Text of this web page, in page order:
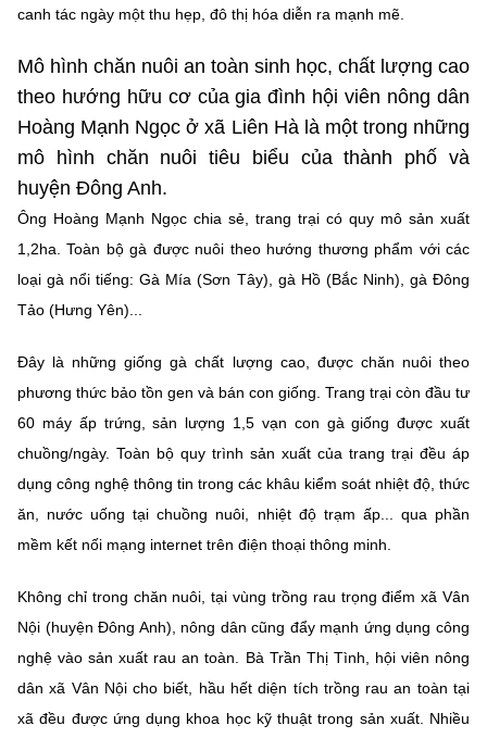
Chọn ngôn ngữ
Vietnamese English
BỘ KHOA HỌC VÀ CÔNG NGHỆ
MINISTRY OF SCIENCE AND TECHNOLOGY
Điều khoản sử dụng Theo dõi MST: Góp ý
Cơ quan chủ quản: Bộ Khoa học và Công nghệ (MST)
Chịu trách nhiệm nội dung: Nguyễn Thị Hải Hằng
Liên hệ
Địa chỉ: Ban Biên tập Cổng TTĐT - 18 Nguyễn Du, TP. Hà Nội
Điện thoại: 024 3936 9506
Email:
©2026 Bản quyền thuộc Bộ Khoa Học và Công Nghệ
(Ghi rõ nguồn "https://mst.gov.vn" khi phát hành lại thông tin từ
website này)
canh tác ngày một thu hẹp, đô thị hóa diễn ra mạnh mẽ.
Mô hình chăn nuôi an toàn sinh học, chất lượng cao
theo hướng hữu cơ của gia đình hội viên nông dân
Hoàng Mạnh Ngọc ở xã Liên Hà là một trong những
mô hình chăn nuôi tiêu biểu của thành phố và
huyện Đông Anh.
Ông Hoàng Mạnh Ngọc chia sẻ, trang trại có quy mô sản xuất
1,2ha. Toàn bộ gà được nuôi theo hướng thương phẩm với các
loại gà nổi tiếng: Gà Mía (Sơn Tây), gà Hồ (Bắc Ninh), gà Đông
Tảo (Hưng Yên)...
Đây là những giống gà chất lượng cao, được chăn nuôi theo
phương thức bảo tồn gen và bán con giống. Trang trại còn đầu tư
60 máy ấp trứng, sản lượng 1,5 vạn con gà giống được xuất
chuồng/ngày. Toàn bộ quy trình sản xuất của trang trại đều áp
dụng công nghệ thông tin trong các khâu kiểm soát nhiệt độ, thức
ăn, nước uống tại chuồng nuôi, nhiệt độ trạm ấp... qua phần
mềm kết nối mạng internet trên điện thoại thông minh.
Không chỉ trong chăn nuôi, tại vùng trồng rau trọng điểm xã Vân
Nội (huyện Đông Anh), nông dân cũng đẩy mạnh ứng dụng công
nghệ vào sản xuất rau an toàn. Bà Trần Thị Tình, hội viên nông
dân xã Vân Nội cho biết, hầu hết diện tích trồng rau an toàn tại
xã đều được ứng dụng khoa học kỹ thuật trong sản xuất. Nhiều